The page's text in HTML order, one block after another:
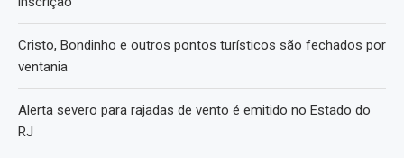
Cristo, Bondinho e outros pontos turísticos são fechados por
ventania
Alerta severo para rajadas de vento é emitido no Estado do
RJ